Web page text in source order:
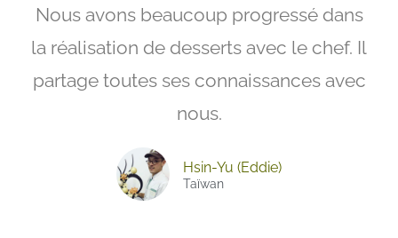
Nous avons beaucoup progressé dans
la réalisation de desserts avec le chef. Il
partage toutes ses connaissances avec
nous.
Hsin-Yu (Eddie)
Taïwan